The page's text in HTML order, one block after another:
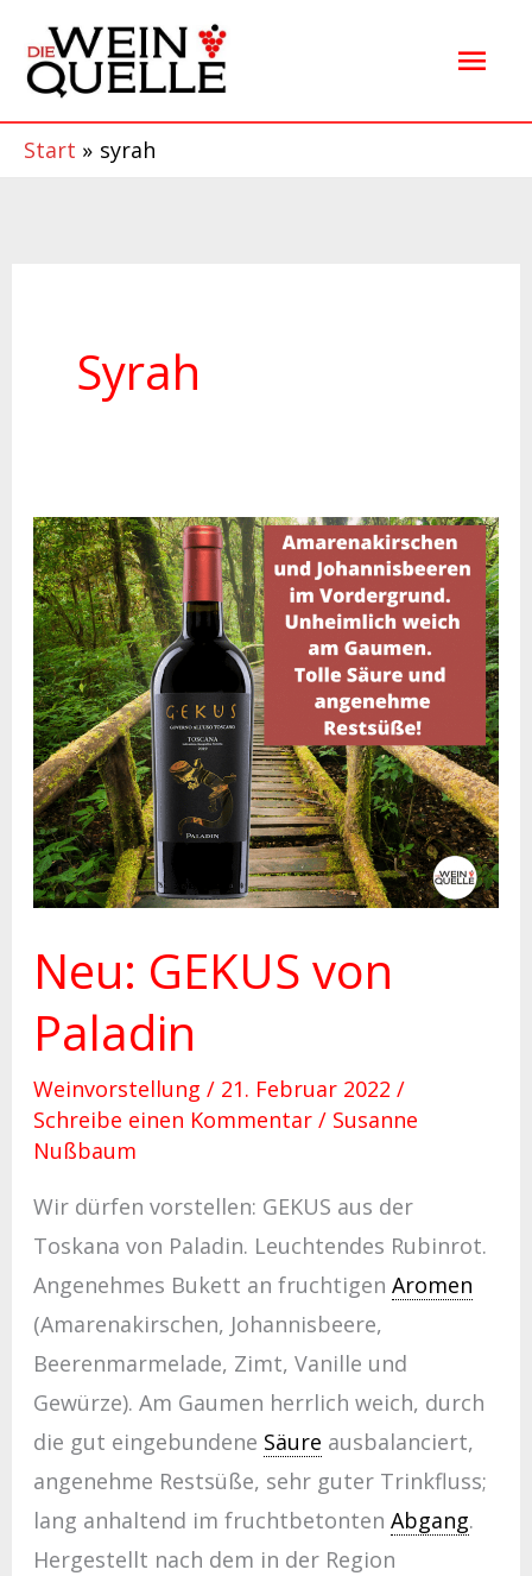
Inhalt
springen
Start syrah
Syrah
Neu: GEKUS von
Paladin
Weinvorstellung / 21. Februar 2022 /
Schreibe einen Kommentar / Susanne
Nußbaum
Wir dürfen vorstellen: GEKUS aus der
Toskana von Paladin. Leuchtendes Rubinrot.
Angenehmes Bukett an fruchtigen Aromen
(Amarenakirschen, Johannisbeere,
Beerenmarmelade, Zimt, Vanille und
Gewürze). Am Gaumen herrlich weich, durch
die gut eingebundene Säure ausbalanciert,
angenehme Restsüße, sehr guter Trinkfluss;
lang anhaltend im fruchtbetonten Abgang.
Hergestellt nach dem in der Region
Neu:
GEKUS
von
Paladin